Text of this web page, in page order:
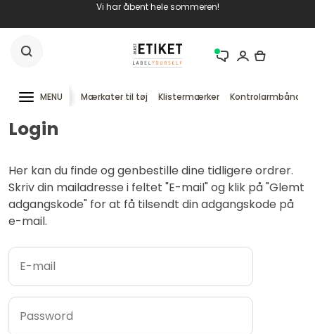
Vi har åbent hele sommeren!
MENU Mærkater til tøj Klistermærker Kontrolarmbånd
Login
Her kan du finde og genbestille dine tidligere ordrer.
Skriv din mailadresse i feltet "E-mail" og klik på "Glemt
adgangskode" for at få tilsendt din adgangskode på
e-mail.